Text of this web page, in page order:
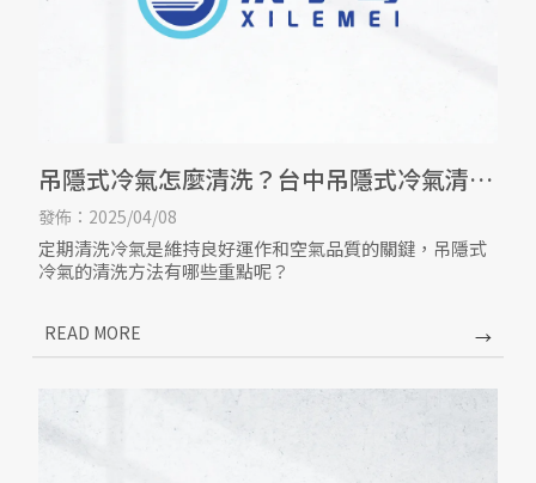
吊隱式冷氣怎麼清洗？台中吊隱式冷氣清
洗/台中吊隱式冷氣保養
發佈：2025/04/08
定期清洗冷氣是維持良好運作和空氣品質的關鍵，吊隱式
冷氣的清洗方法有哪些重點呢？